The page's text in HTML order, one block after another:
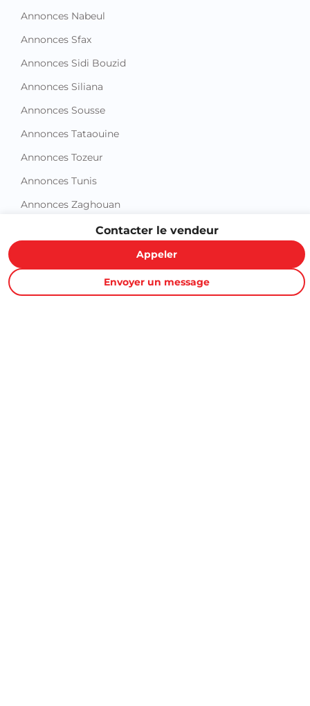
Contacter le vendeur
Appeler
Envoyer un message
Annonces Nabeul
Annonces Sfax
Annonces Sidi Bouzid
Annonces Siliana
Annonces Sousse
Annonces Tataouine
Annonces Tozeur
Annonces Tunis
Annonces Zaghouan